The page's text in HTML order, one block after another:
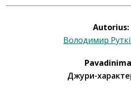
Autorius:
Володимир
Джури-